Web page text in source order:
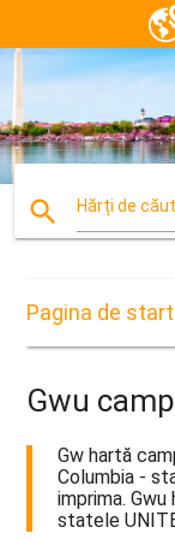
search Hărți de
Pagina de start
Gwu
Gw hartă
Columbia -
imprima.
statele